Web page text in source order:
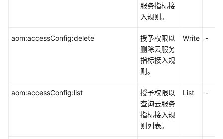
服务指标接
入规则。
aom:accessConfig:delete
授予权限以
删除云服务
指标接入规
则。
Write -
aom:accessConfig:list
授予权限以
查询云服务
指标接入规
则列表。
List -